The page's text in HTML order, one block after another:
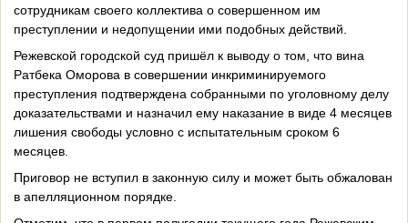
сотрудникам своего коллектива о совершенном им
преступлении и недопущении ими подобных действий.
Режевской городской суд пришёл к выводу о том, что вина
Ратбека Оморова в совершении инкриминируемого
преступления подтверждена собранными по уголовному делу
доказательствами и назначил ему наказание в виде 4 месяцев
лишения свободы условно с испытательным сроком 6
месяцев.
Приговор не вступил в законную силу и может быть обжалован
в апелляционном порядке.